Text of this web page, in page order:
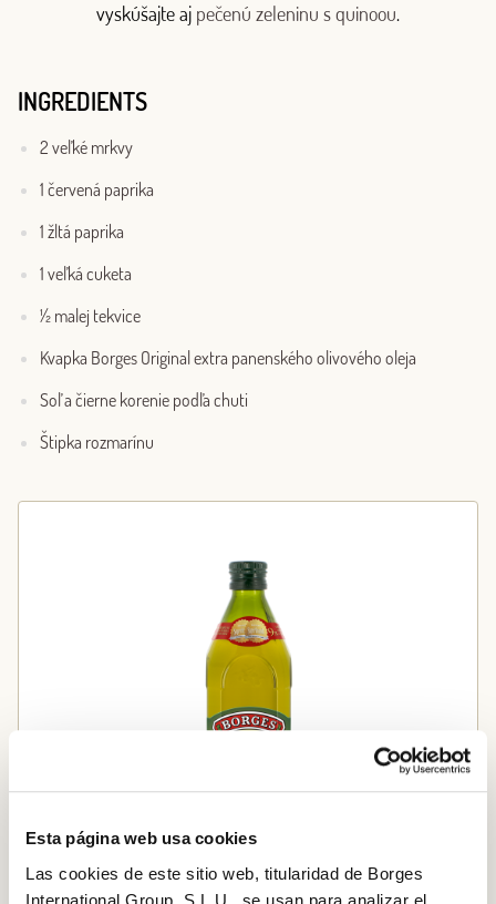
Esta página web usa cookies
Las cookies de este sitio web, titularidad de Borges
International Group, S.L.U., se usan para analizar el
vyskúšajte aj pečenú zeleninu s quinoou.
INGREDIENTS
2 veľké mrkvy
1 červená paprika
1 žltá paprika
1 veľká cuketa
½ malej tekvice
Kvapka Borges Original extra panenského olivového oleja
Soľ a čierne korenie podľa chuti
Štipka rozmarínu